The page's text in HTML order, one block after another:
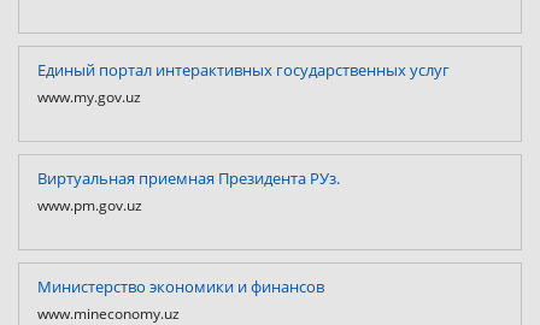
Единый портал интерактивных государственных услуг
www.my.gov.uz
Виртуальная приемная Президента РУз.
www.pm.gov.uz
Министерство экономики и финансов
www.mineconomy.uz